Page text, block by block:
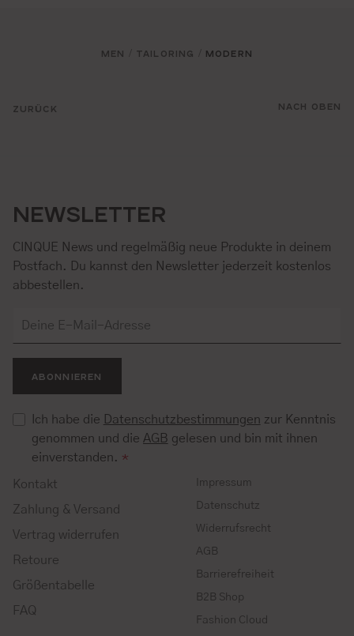
ZURÜCK
MEN TAILORING MODERN
NACH OBEN
NEWSLETTER
CINQUE News und regelmäßig neue Produkte in deinem
Postfach. Du kannst den Newsletter jederzeit kostenlos
abbestellen.
ABONNIEREN
Ich habe die Datenschutzbestimmungen zur Kenntnis
genommen und die AGB gelesen und bin mit ihnen
einverstanden. *
Kontakt
Zahlung & Versand
Vertrag widerrufen
Retoure
Größentabelle
FAQ
Impressum
Datenschutz
Widerrufsrecht
AGB
Barrierefreiheit
B2B Shop
Fashion Cloud